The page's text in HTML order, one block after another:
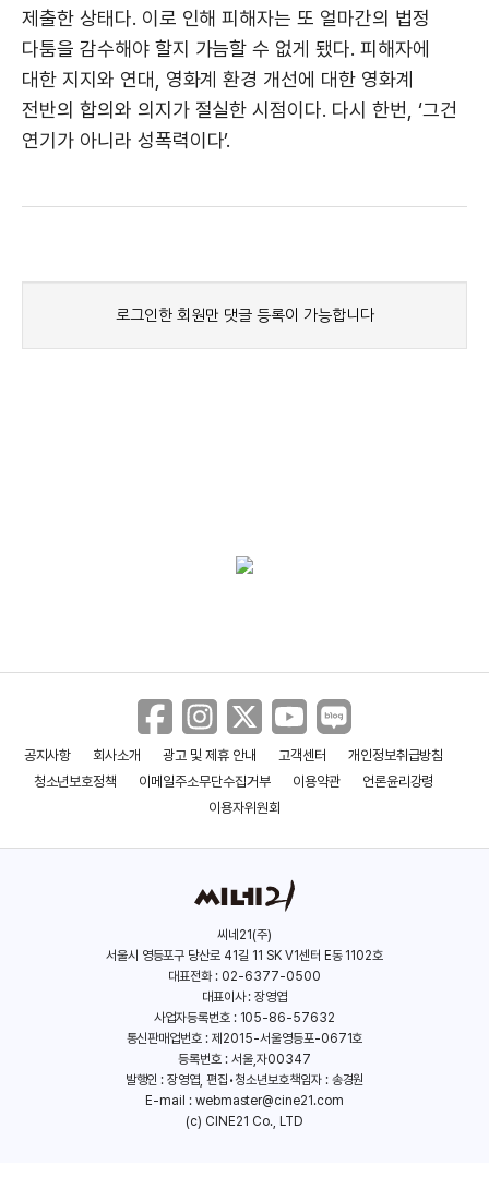
제출한 상태다. 이로 인해 피해자는 또 얼마간의 법정
다툼을 감수해야 할지 가늠할 수 없게 됐다. 피해자에
대한 지지와 연대, 영화계 환경 개선에 대한 영화계
전반의 합의와 의지가 절실한 시점이다. 다시 한번, ‘그건
연기가 아니라 성폭력이다’.
공지사항 회사소개 광고 및 제휴 안내 고객센터
개인정보취급방침
청소년보호정책
이메일주소무단수집거부 이용약관
언론윤리강령
이용자위원회
씨네21(주)
서울시 영등포구 당산로 41길 11 SK V1센터 E동 1102호
대표전화 : 02-6377-0500
대표이사 : 장영엽
사업자등록번호 : 105-86-57632
통신판매업번호 : 제2015-서울영등포-0671호
등록번호 : 서울,자00347
발행인 : 장영엽, 편집•청소년보호책임자 : 송경원
E-mail : webmaster@cine21.com
(c) CINE21 Co., LTD